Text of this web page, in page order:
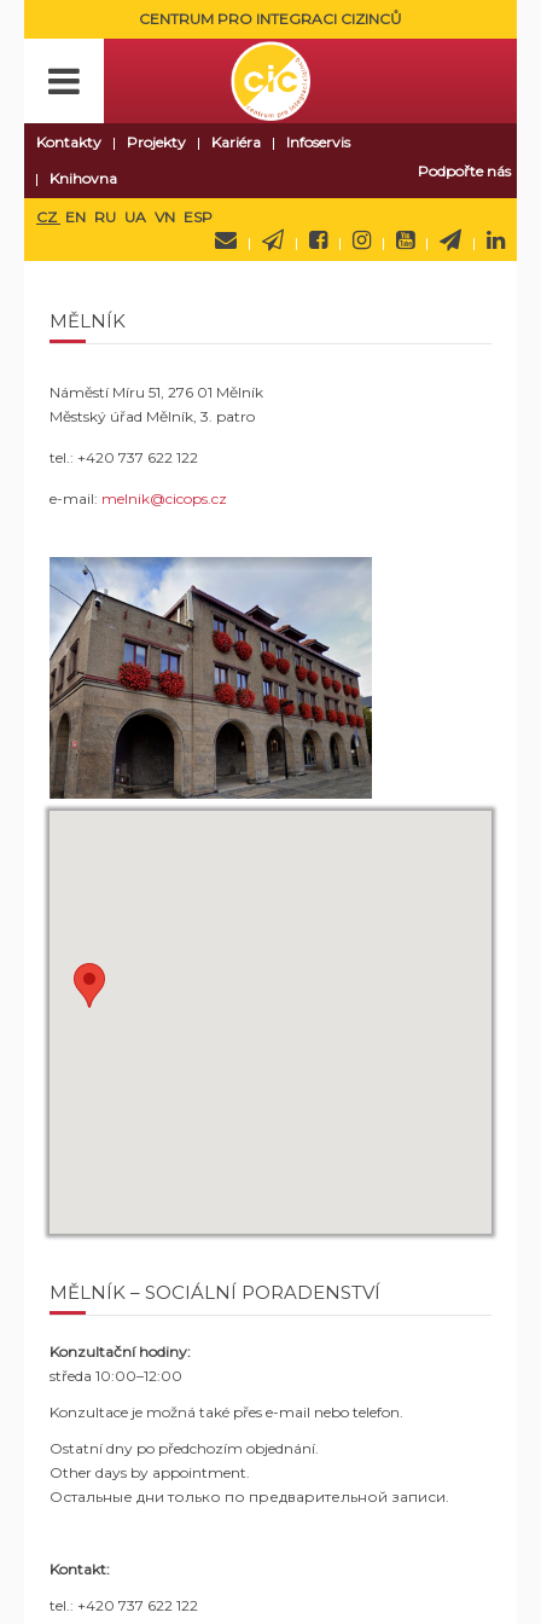
CENTRUM PRO INTEGRACI CIZINCŮ
Kontakty Projekty Kariéra
Infoservis
Knihovna
Podpořte nás
CZ EN RU UA VN ESP
MĚLNÍK
Náměstí Míru 51, 276 01 Mělník
Městský úřad Mělník, 3. patro
tel.: +420 737 622 122
e-mail: melnik@cicops.cz
MĚLNÍK – SOCIÁLNÍ PORADENSTVÍ
Konzultační hodiny:
středa 10:00–12:00
Konzultace je možná také přes e-mail nebo telefon.
Ostatní dny po předchozím objednání.
Other days by appointment.
Остальные дни только по предварительной записи.
Kontakt:
tel.: +420 737 622 122